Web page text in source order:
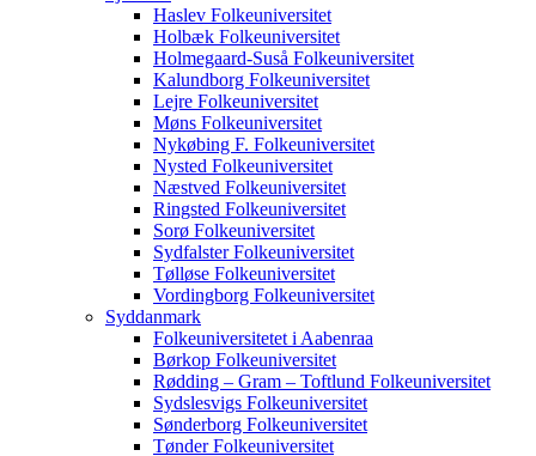
Haslev Folkeuniversitet
Holbæk Folkeuniversitet
Holmegaard-Suså Folkeuniversitet
Kalundborg Folkeuniversitet
Lejre Folkeuniversitet
Møns Folkeuniversitet
Nykøbing F. Folkeuniversitet
Nysted Folkeuniversitet
Næstved Folkeuniversitet
Ringsted Folkeuniversitet
Sorø Folkeuniversitet
Sydfalster Folkeuniversitet
Tølløse Folkeuniversitet
Vordingborg Folkeuniversitet
Syddanmark
Folkeuniversitetet i Aabenraa
Børkop Folkeuniversitet
Rødding – Gram – Toftlund Folkeuniversitet
Sydslesvigs Folkeuniversitet
Sønderborg Folkeuniversitet
Tønder Folkeuniversitet